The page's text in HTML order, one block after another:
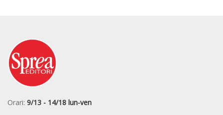
Orari: 9/13 - 14/18 lun-ven